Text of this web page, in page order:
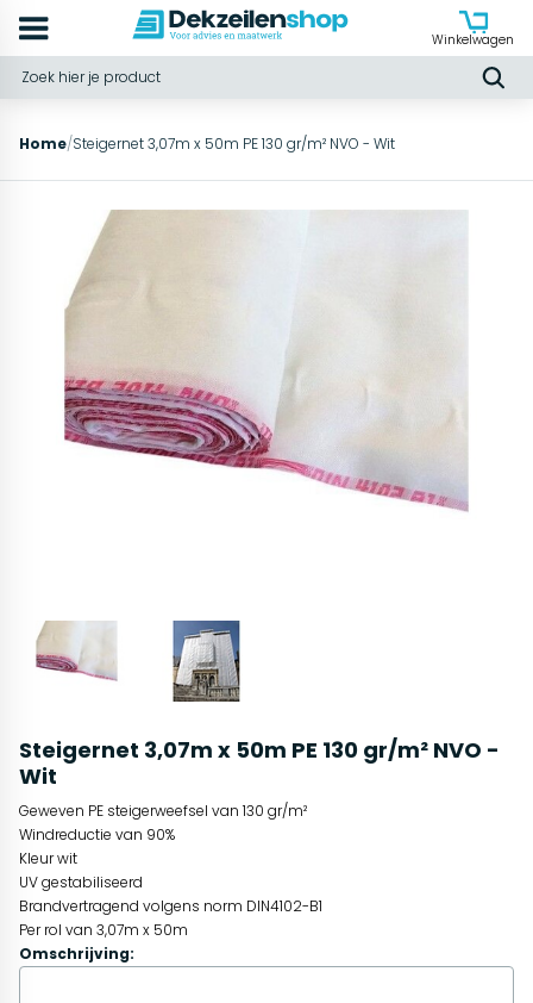
Winkelwagen
Home/Steigernet 3,07m x 50m PE 130 gr/m² NVO - Wit
Steigernet 3,07m x 50m PE 130 gr/m² NVO -
Wit
Geweven PE steigerweefsel van 130 gr/m²
Windreductie van 90%
Kleur wit
UV gestabiliseerd
Brandvertragend volgens norm DIN4102-B1
Per rol van 3,07m x 50m
Omschrijving: